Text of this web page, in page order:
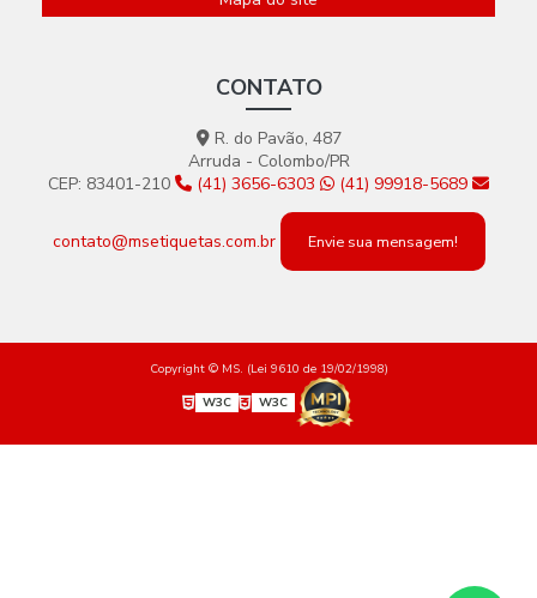
CONTATO
R. do Pavão, 487
Arruda - Colombo/PR
CEP: 83401-210
(41) 3656-6303 (41) 99918-5689
contato@msetiquetas.com.br Envie sua mensagem!
Copyright © MS. (Lei 9610 de 19/02/1998)
W3C
W3C